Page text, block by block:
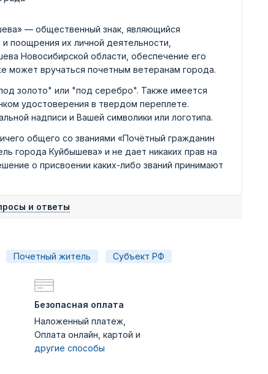
— общественный знак, являющийся
поощрения их личной деятельности,
Новосибирской области, обеспечение его
может вручаться почетным ветеранам города.
золото" или "под серебро". Также имеется
удостоверения в твердом переплете.
надписи и Вашей символики или логотипа.
общего со званиями «Почётный гражданин
города Куйбышева» и не дает никаких прав на
о присвоении каких-либо званий принимают
и ответы
Почетный житель Субъект РФ
Безопасная оплата
Наложенный платеж,
Оплата онлайн, картой и
другие способы